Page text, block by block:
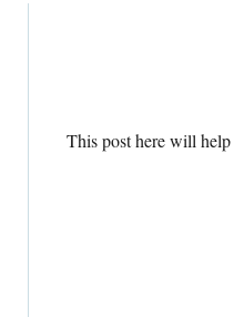
This post here will help